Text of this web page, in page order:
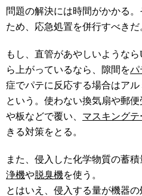
問題の解決には時間がかかる
ため、応急処置を併行すべきだ
もし、直管があやしいような
ら上がっているなら、隙間をパ
症でパテに反応する場合はア
という。使わない換気扇や郵
や板などで覆い、 マスキングテ
きる対策をとる。
また、侵入した化学物質の蓄積
浄機や脱臭機を使う。
とはいえ、侵入する量が機器